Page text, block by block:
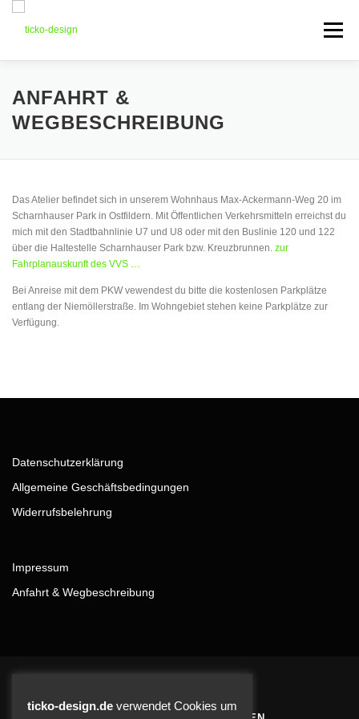
Menü
ÜBER TICKO-DESIGN
ANFAHRT &
WEGBESCHREIBUNG
Das Atelier befindet sich in unserem Wohnhaus Max-Ackermann-Weg 20 im
Scharnhauser Park in Ostfildern. Mit Öffentlichen Verkehrsmitteln erreichst du
mich mit den Stadtbahnlinie U7 und U8 oder mit den Buslinie 120 und 122
über die Haltestelle Scharnhauser Park bzw. Kreuzbrunnen. zur
Fahrplanauskunft des VVS …
Bei Anreise mit dem PKW vewendest du bitte die kostenlosen Parkplätze
entlang der Niemöllerstraße. Im Wohngebiet stehen keine Parkplätze zur
Verfügung.
Datenschutzerklärung
Allgemeine Geschäftsbedingungen
Widerrufsbelehrung
Impressum
Anfahrt & Wegbeschreibung
ticko-design.de verwendet Cookies um